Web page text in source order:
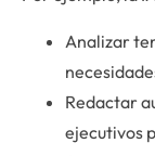
Analizar
Redactar
ejecutivos